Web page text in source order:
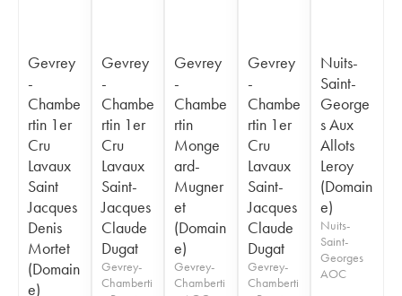
Gevrey
-
Chambe
rtin 1er
Cru
Lavaux
Saint
Jacques
Denis
Mortet
(Domain
e)
Gevrey
-
Chambe
rtin 1er
Cru
Lavaux
Saint-
Jacques
Claude
Dugat
Gevrey-
Chamberti
Gevrey
-
Chambe
rtin
Monge
ard-
Mugner
et
(Domain
e)
Gevrey-
Chamberti
Gevrey
-
Chambe
rtin 1er
Cru
Lavaux
Saint-
Jacques
Claude
Dugat
Gevrey-
Chamberti
Nuits-
Saint-
George
s Aux
Allots
Leroy
(Domain
e)
Nuits-
Saint-
Georges
AOC